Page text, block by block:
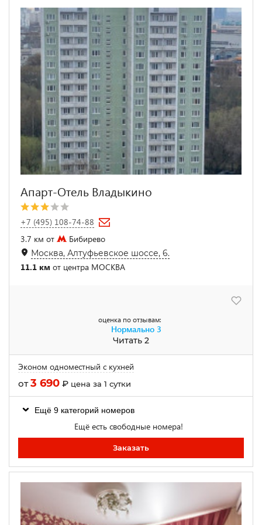
Апарт-Отель Владыкино
+7 (495) 108-74-88
3.7 км от
Бибирево
Москва, Алтуфьевское шоссе, 6.
11.1 км от центра МОСКВА
оценка по отзывам:
Нормально 3
Читать 2
Эконом одноместный с кухней
от3 690 ₽ цена за 1 сутки
Ещё 9 категорий номеров
Ещё есть свободные номера!
Заказать